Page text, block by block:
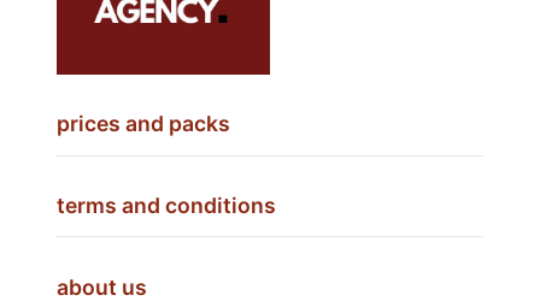
prices and packs
terms and conditions
about us